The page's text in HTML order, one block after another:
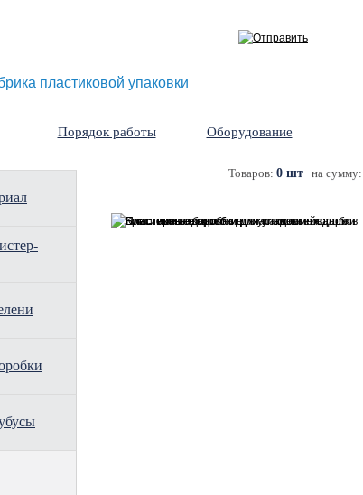
пластиковой упаковки
Порядок работы Оборудование
Товаров:0 шт на